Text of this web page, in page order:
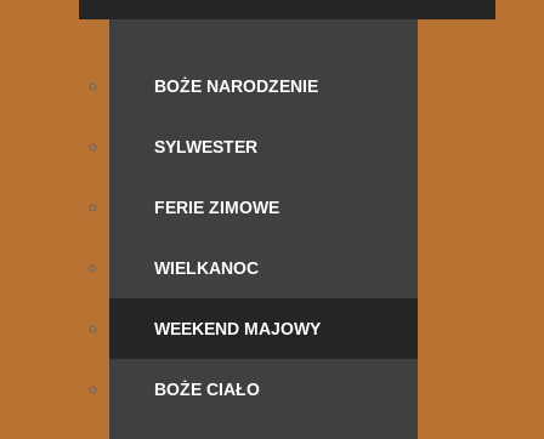
BOŻE NARODZENIE
SYLWESTER
FERIE ZIMOWE
WIELKANOC
WEEKEND MAJOWY
BOŻE CIAŁO